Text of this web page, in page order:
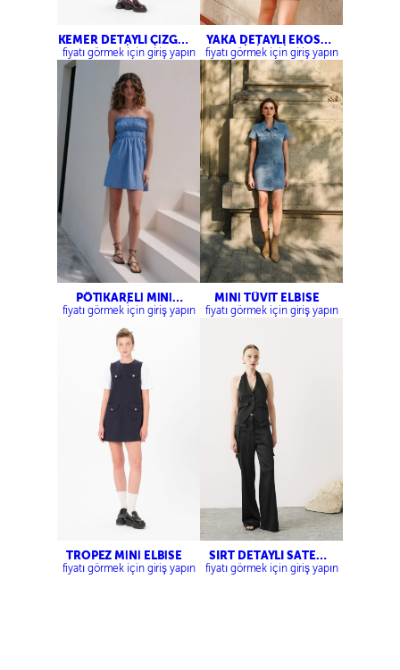
KEMER DETAYLI ÇİZGİLİ
ELBİSE
fiyatı görmek için giriş yapın
YAKA DETAYLI EKOSE
MİNİ ELBİSE
fiyatı görmek için giriş yapın
PÖTİKARELİ MİNİ
ELBİSE
fiyatı görmek için giriş yapın
MİNİ TÜVİT ELBİSE
fiyatı görmek için giriş yapın
TROPEZ MİNİ ELBİSE
fiyatı görmek için giriş yapın
SIRT DETAYLI SATEN
YELEK-KARGO SATEN
PANTOLON
fiyatı görmek için giriş yapın